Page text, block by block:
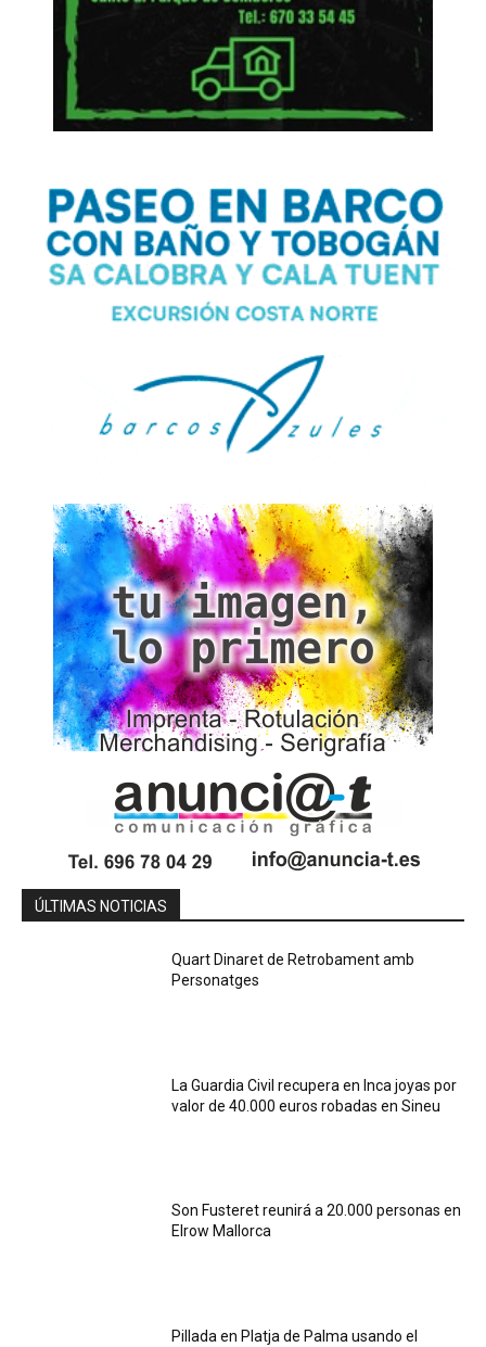
ÚLTIMAS NOTICIAS
Quart Dinaret de Retrobament amb
Personatges
La Guardia Civil recupera en Inca joyas por
valor de 40.000 euros robadas en Sineu
Son Fusteret reunirá a 20.000 personas en
Elrow Mallorca
Pillada en Platja de Palma usando el